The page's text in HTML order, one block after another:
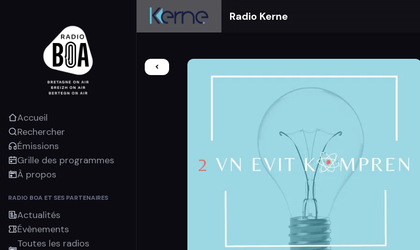
Accueil
Rechercher
Émissions
Grille des programmes
À propos
RADIO BOA ET SES PARTENAIRES
Actualités
Évènements
Toutes les radios
Radio Kerne